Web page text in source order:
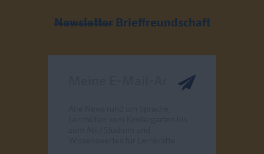
Newsletter Brieffreundschaft